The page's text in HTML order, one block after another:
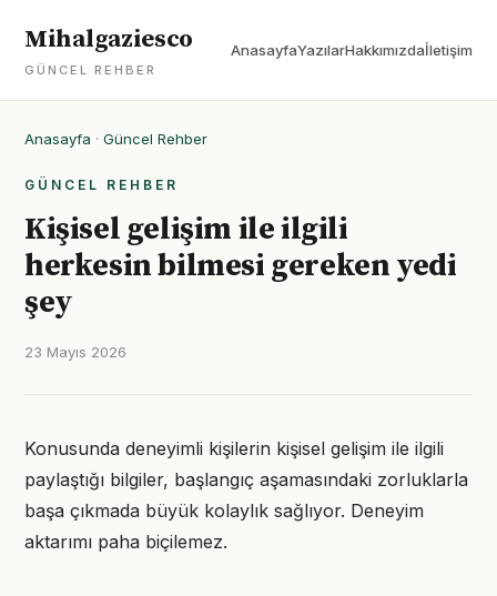
Mihalgaziesco
GÜNCEL REHBER
AnasayfaYazılarHakkımızdaİletişim
Anasayfa · Güncel Rehber
GÜNCEL REHBER
Kişisel gelişim ile ilgili
herkesin bilmesi gereken yedi
şey
23 Mayıs 2026
Konusunda deneyimli kişilerin kişisel gelişim ile ilgili
paylaştığı bilgiler, başlangıç aşamasındaki zorluklarla
başa çıkmada büyük kolaylık sağlıyor. Deneyim
aktarımı paha biçilemez.